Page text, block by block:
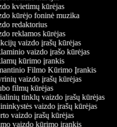
kvietimų kūrėjas
kūrėjo foninė muzika
redaktorius
reklamos kūrėjas
vaizdo įrašų kūrėjas
vaizdo įrašo kūrėjas
kūrimo įrankis
Filmo Kūrimo Įrankis
vaizdo įrašų kūrėjas
filmų kūrėjas
tinklų vaizdo įrašų kūrėjas
vaizdo įrašų kūrėjas
vaizdo įrašų kūrėjas
vaizdo kūrimo įrankis